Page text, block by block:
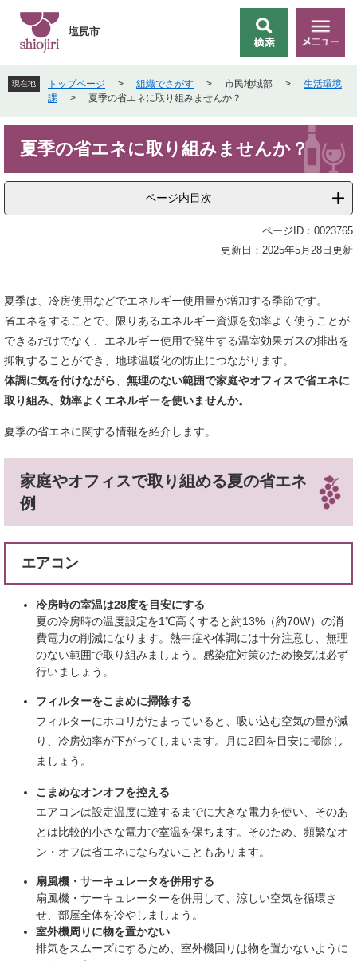
先
頭
す
を
飛
し
文
索
メ
ニ
ー
塩尻市
現在地 トップページ > 組織でさがす > 市民地域部 >
生活環境
課
> 夏季の省エネに取り組みませんか？
夏季の省エネに取り組みませんか？
ページ内目次
ページID：0023765
更新日：2025年5月28日更新
夏季は、冷房使用などでエネルギー使用量が増加する季節です。
省エネをすることで、限りあるエネルギー資源を効率よく使うことが
できるだけでなく、エネルギー使用で発生する温室効果ガスの排出を
抑制することができ、地球温暖化の防止につながります。
体調に気を付けながら
無理のない範囲で家庭やオフィスで省エネに
取り組み、効率よくエネルギーを使いませんか。
夏季の省エネに関する情報を紹介します。
家庭やオフィスで取り組める夏の省エネ
例
エアコン
冷房時の室温は28度を目安にする
夏の冷房時の温度設定を1℃高くすると約13%（約70W）の消
費電力の削減になります。熱中症や体調には十分注意し、無理
のない範囲で取り組みましょう。感染症対策のため換気は必ず
行いましょう。
フィルターをこまめに掃除する
フィルターにホコリがたまっていると、吸い込む空気の量が減
り、冷房効率が下がってしまいます。月に2回を目安に掃除し
ましょう。
こまめなオンオフを控える
エアコンは設定温度に達するまでに大きな電力を使い、そのあ
とは比較的小さな電力で室温を保ちます。そのため、頻繁なオ
ン・オフは省エネにならないこともあります。
扇風機・サーキュレータを併用する
扇風機・サーキュレーターを併用して、涼しい空気を循環さ
せ、部屋全体を冷やしましょう。
室外機周りに物を置かない
排気をスムーズにするため、室外機回りは物を置かないように